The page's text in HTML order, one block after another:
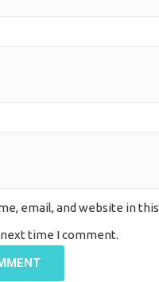
email, and website in this
time I comment.